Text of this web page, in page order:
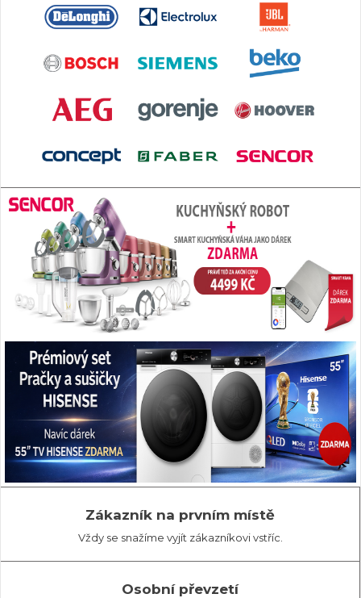
Zákazník na prvním místě
Vždy se snažíme vyjít zákazníkovi vstříc.
Osobní převzetí